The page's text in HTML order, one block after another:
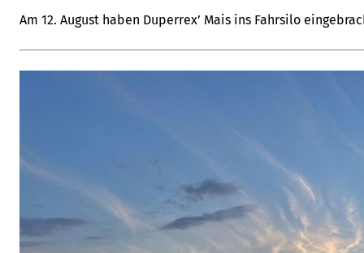
Am 12. August haben Duperrex’ Mais ins Fahrsilo